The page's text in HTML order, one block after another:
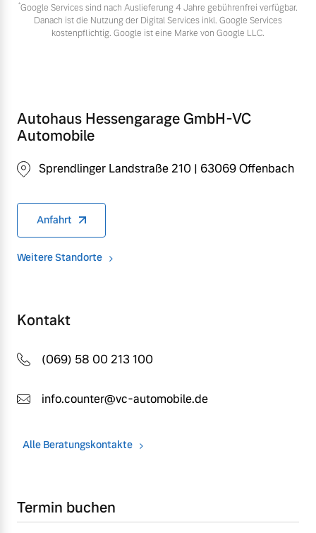
*Google Services sind nach Auslieferung 4 Jahre gebührenfrei verfügbar.
Danach ist die Nutzung der Digital Services inkl. Google Services
kostenpflichtig. Google ist eine Marke von Google LLC.
Autohaus Hessengarage GmbH-VC
Automobile
Sprendlinger Landstraße 210 | 63069 Offenbach
Anfahrt
Weitere Standorte
Kontakt
(069) 58 00 213 100
info.counter@vc-automobile.de
Alle Beratungskontakte
Termin buchen